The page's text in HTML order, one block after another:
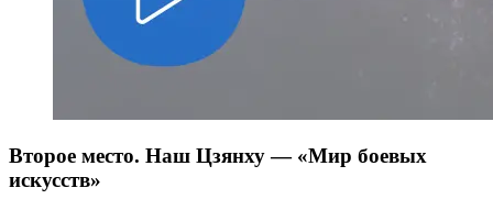
Второе место. Наш Цзянху — «Мир боевых
искусств»